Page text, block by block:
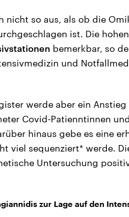
nicht so aus, als ob die
ist. Die
bemerkbar, so
und
werde aber ein
Covid-Patienntinnen
hinaus gebe es eine
viel sequenziert* werde.
Untersuchung
zur Lage auf den